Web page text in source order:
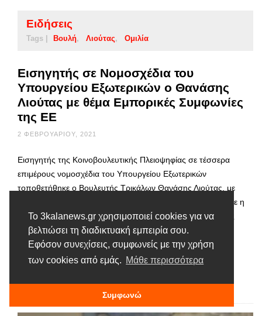
Το 3kalanews.gr χρησιμοποιεί cookies για να
βελτιώσει τη διαδικτυακή εμπειρία σου.
Εφόσον συνεχίσεις, συμφωνείς με την χρήση
των cookies από εμάς. Μάθε περισσότερα
Συμφωνώ
Ειδήσεις
Tags | Βουλή Λιούτας Ομιλία
Εισηγητής σε Νομοσχέδια του
Υπουργείου Εξωτερικών ο Θανάσης
Λιούτας με θέμα Εμπορικές Συμφωνίες
της ΕΕ
2 ΦΕΒΡΟΥΑΡΊΟΥ, 2021
Εισηγητής της Κοινοβουλευτικής Πλειοψηφίας σε τέσσερα
επιμέρους νομοσχέδια του Υπουργείου Εξωτερικών
τοποθετήθηκε ο Βουλευτής Τρικάλων Θανάσης Λιούτας, με
θέμα εμπορικές και αναπτυξιακές Συμφωνίες που υπέγραψε η
Ευρωπαϊκή Ένωση με Τρίτες Χώρες. Από του Βήματος της
Γερουσίας στη Βουλή των Ελλήνων, στην οποία
πραγματοποιήθηκε η σχετική συνεδρίαση της Επιτροπής
Εθνικής Άμυνας για την επεξεργασία των νομοσχεδίων, …
Διαβάστε περισσότερα